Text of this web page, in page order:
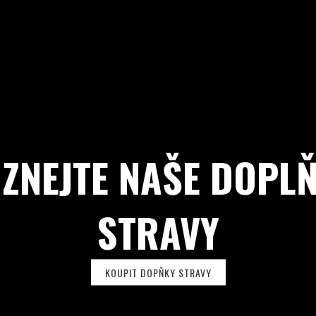
NAŠE
STRAVY
KOUPIT DOPŇKY STRAVY